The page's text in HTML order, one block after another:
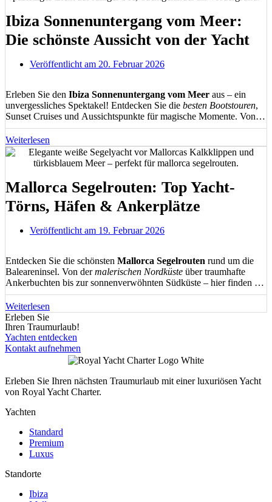
Ibiza Sonnenuntergang vom Meer:
Die schönste Aussicht von der Yacht
Veröffentlicht am 20. Februar 2026
Erleben Sie den Ibiza Sonnenuntergang vom Meer aus – ein
unvergessliches Spektakel! Entdecken Sie die besten Bootstouren,
Sunset Cruises und Aussichtspunkte für magische Momente. Von
Café del Mar bis zu versteckten Buchten: Erfahren Sie alles über
perfekte Locations
den spektakulärsten Sonnenuntergang der Balearen.
Weiterlesen
Mallorca Segelrouten: Top Yacht-
Törns, Häfen & Ankerplätze
Veröffentlicht am 19. Februar 2026
Entdecken Sie die schönsten Mallorca Segelrouten rund um die
Baleareninsel. Von dermalerischen Nordküste über traumhafte
Ankerbuchten bis zur sonnenverwöhnten Südküste – hier finden Sie
detaillierte Informationen zuTörnplanung, idealen Segelrevieren,
Häfen und versteckten Buchten für unvergessliche Segelerlebnisse
im Mittelmeer.
Weiterlesen
Erleben Sie
Ihren Traumurlaub!
Yachten entdecken
Kontakt aufnehmen
Erleben Sie Ihren nächsten Traumurlaub mit einer luxuriösen Yacht
von Royal Yacht Charter.
Yachten
Standard
Premium
Luxus
Standorte
Ibiza